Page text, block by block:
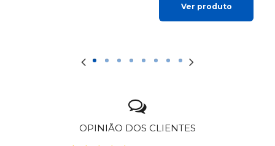
Ver produto
OPINIÃO DOS CLIENTES